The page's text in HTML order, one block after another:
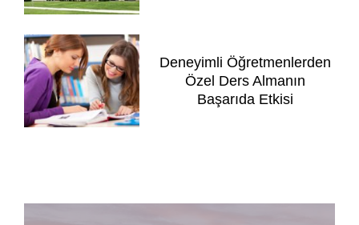
Deneyimli Öğretmenlerden
Özel Ders Almanın
Başarıda Etkisi